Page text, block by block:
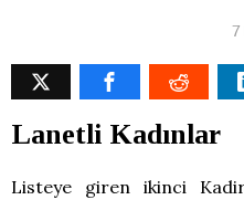
7
Lanetli Kadınlar
Listeye giren ikinci